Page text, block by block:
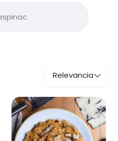
Relevancia